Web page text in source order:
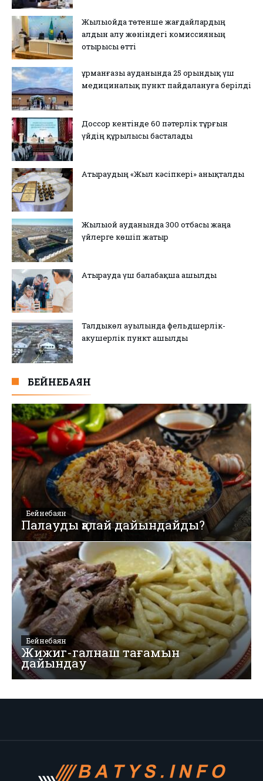
Жылыойда төтенше жағдайлардың
алдын алу жөніндегі комиссияның
отырысы өтті
Құрманғазы ауданында 25 орындық үш
медициналық пункт пайдалануға берілді
Доссор кентінде 60 пәтерлік тұрғын
үйдің құрылысы басталады
Атыраудың «Жыл кәсіпкері» анықталды
Жылыой ауданында 300 отбасы жаңа
үйлерге көшіп жатыр
Атырауда үш балабақша ашылды
Талдыкөл ауылында фельдшерлік-
акушерлік пункт ашылды
БЕЙНЕБАЯН
Бейнебаян
Палауды қалай дайындайды?
Бейнебаян
Жижиг-галнаш тағамын
дайындау